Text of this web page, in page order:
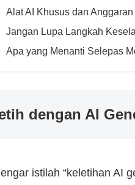
Alat AI Khusus dan
Jangan Lupa Langkah
Apa yang Menanti Selepas
dengan AI
istilah “keletihan AI